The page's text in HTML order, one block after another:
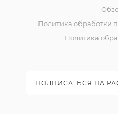
Политика обработки
Политика
ПОДПИСАТЬСЯ НА